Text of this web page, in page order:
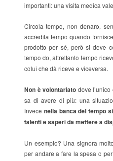
importanti: una visita medica
Circola tempo, non denaro,
accredita tempo quando
prodotto per sé, però si deve
tempo do, altrettanto tempo
colui che dà riceve e viceversa.
Non è volontariato dove
sa di avere di più: una
Invece nella banca del tempo
talenti e saperi da mettere a
Un esempio? Una signora
per andare a fare la spesa o